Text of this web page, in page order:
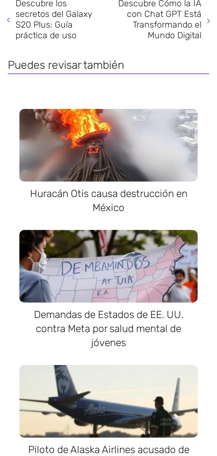
Descubre los
secretos del Galaxy
S20 Plus: Guía
práctica de uso
Descubre Cómo la IA
con Chat GPT Está
Transformando el
Mundo Digital
Puedes revisar también
Huracán Otis causa destrucción en
México
Demandas de Estados de EE. UU.
contra Meta por salud mental de
jóvenes
Piloto de Alaska Airlines acusado de